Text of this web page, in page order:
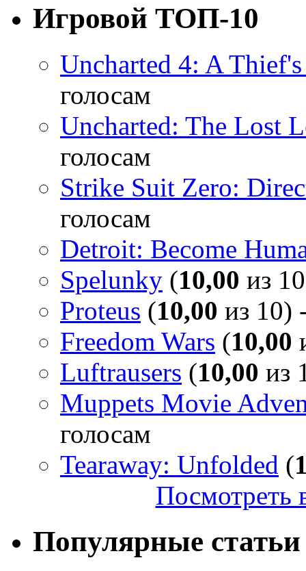
Игровой ТОП-10
Uncharted 4: A
голосам
Uncharted: The Lost
голосам
Strike Suit Zero:
голосам
Detroit: Become
Spelunky (10,00 из
Proteus (10,00 из 10)
Freedom Wars (10,00
Luftrausers (10,00 из
Muppets Movie
голосам
Tearaway: Unfolded (
Посмотреть
Популярные статьи